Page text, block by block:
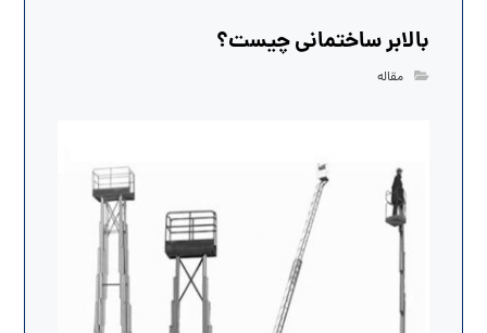
بالابر ساختمانی چیست؟
مقاله